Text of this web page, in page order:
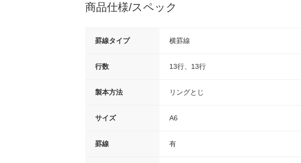
商品仕様/スペック
罫線タイプ 横罫線
行数 13行、13行
製本方法 リングとじ
サイズ A6
罫線 有